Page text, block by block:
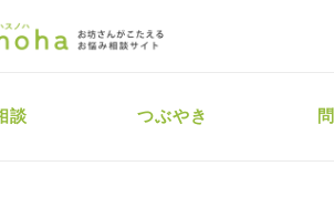
談 つぶやき